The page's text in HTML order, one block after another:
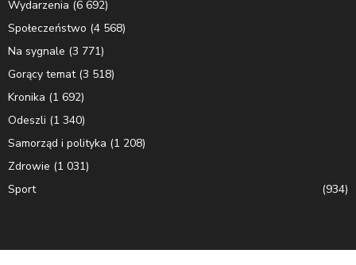
Wydarzenia (6 692)
Społeczeństwo (4 568)
Na sygnale (3 771)
Gorący temat(3 518)
Kronika (1 692)
Odeszli (1 340)
Samorząd i polityka (1 208)
Zdrowie (1 031)
Sport
(934)